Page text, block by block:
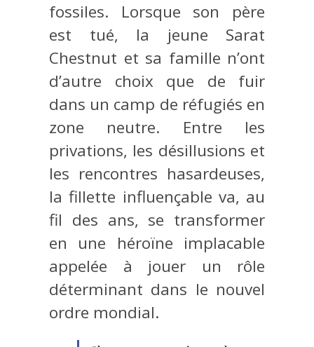
fossiles. Lorsque son père
est tué, la jeune Sarat
Chestnut et sa famille n’ont
d’autre choix que de fuir
dans un camp de réfugiés en
zone neutre. Entre les
privations, les désillusions et
les rencontres hasardeuses,
la fillette influençable va, au
fil des ans, se transformer
en une héroïne implacable
appelée à jouer un rôle
déterminant dans le nouvel
ordre mondial.